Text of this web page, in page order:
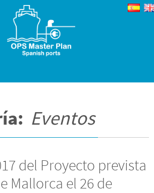
Eventos
del Proyecto prevista
Mallorca el 26 de